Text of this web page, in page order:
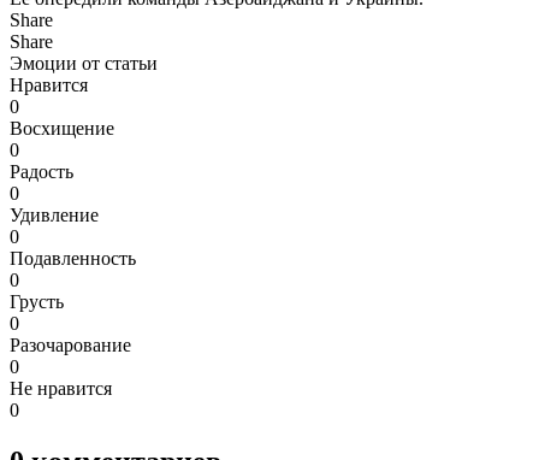
Share
Share
Эмоции от статьи
Нравится
0
Восхищение
0
Радость
0
Удивление
0
Подавленность
0
Грусть
0
Разочарование
0
Не нравится
0